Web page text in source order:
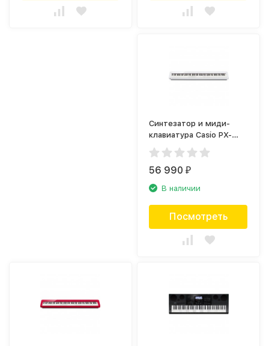
Синтезатор и миди-
клавиатура Casio PX-
S1100WE белый
56 990₽
В наличии
Посмотреть